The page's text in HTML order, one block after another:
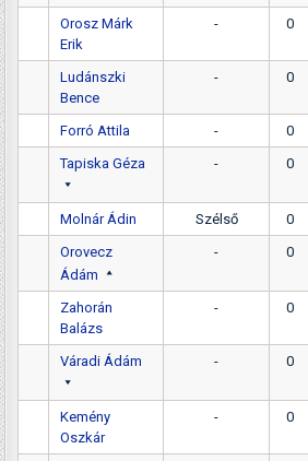
Orosz Márk
Erik
- 0
Ludánszki
Bence
- 0
Forró Attila - 0
Tapiska Géza
- 0
Molnár Ádin Szélső 0
Orovecz
Ádám
- 0
Zahorán
Balázs
- 0
Váradi Ádám - 0
Kemény
Oszkár
- 0